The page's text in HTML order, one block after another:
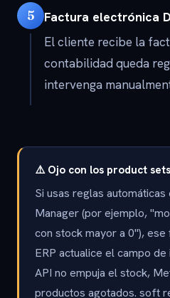
5 Factura electrónica
El cliente recibe la
contabilidad queda
intervenga
⚠️ Ojo con los product
Si usas reglas
Manager (por ejemplo,
con stock mayor a 0"),
ERP actualice el campo
API no empuja el stock,
productos agotados. soft